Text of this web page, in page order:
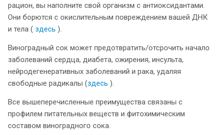
рацион, вы наполните свой организм с антиоксидантами.
Они борются с окислительным повреждением вашей ДНК
и тела ( здесь ).
Виноградный сок может предотвратить/отсрочить начало
заболеваний сердца, диабета, ожирения, инсульта,
нейродегенеративных заболеваний и рака, удаляя
свободные радикалы (здесь ).
Все вышеперечисленные преимущества связаны с
профилем питательных веществ и фитохимическим
составом виноградного сока.